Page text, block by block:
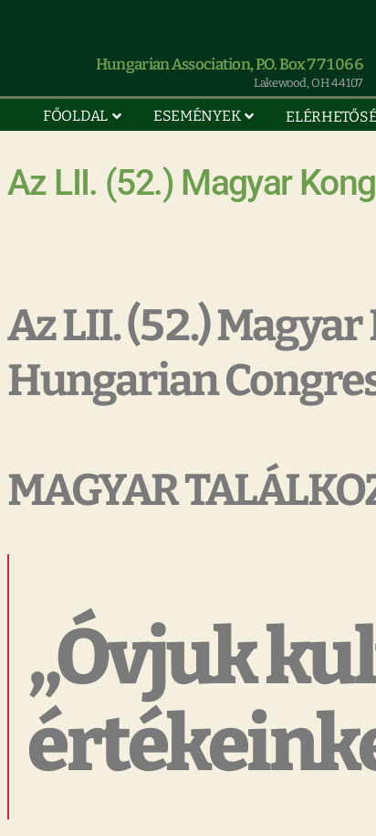
Hungarian Association, P.O. Box 771066
Lakewood, OH 44107
FŐOLDAL ESEMÉNYEK
Az LII. (52.) Magyar
Az LII. (52.)
Hungarian
MAGYAR
„Óvjuk